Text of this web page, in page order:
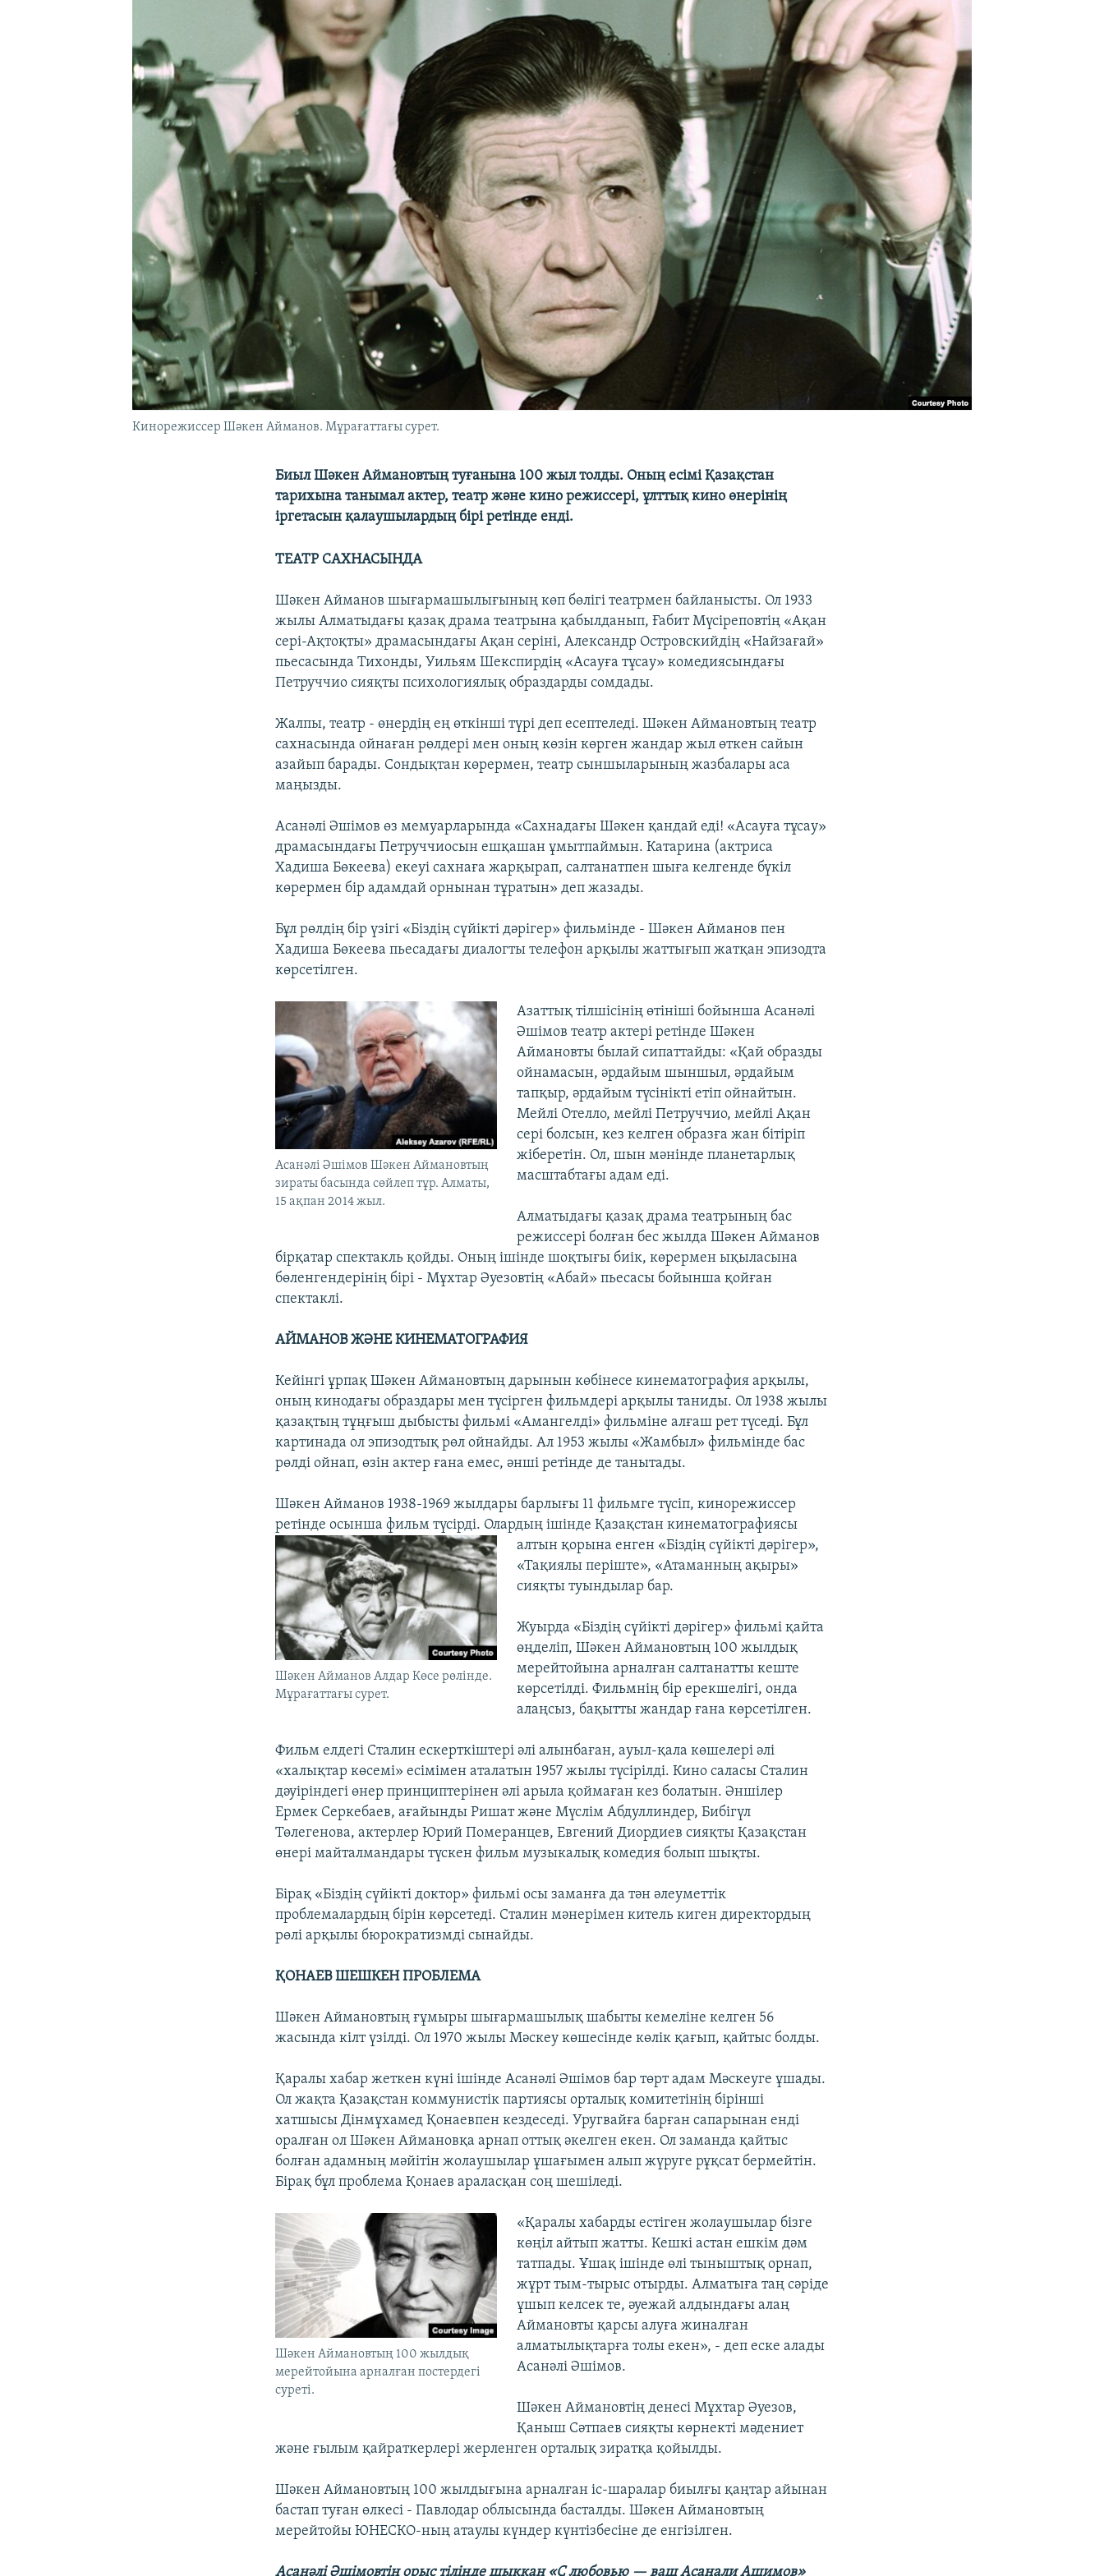
Кинорежиссер Шәкен Айманов. Мұрағаттағы сурет.
Биыл Шәкен Аймановтың туғанына 100 жыл толды. Оның есімі Қазақстан
тарихына танымал актер, театр және кино режиссері, ұлттық кино өнерінің
іргетасын қалаушылардың бірі ретінде енді.
ТЕАТР САХНАСЫНДА
Шәкен Айманов шығармашылығының көп бөлігі театрмен байланысты. Ол 1933
жылы Алматыдағы қазақ драма театрына қабылданып, Ғабит Мүсіреповтің «Ақан
сері-Ақтоқты» драмасындағы Ақан серіні, Александр Островскийдің «Найзағай»
пьесасында Тихонды, Уильям Шекспирдің «Асауға тұсау» комедиясындағы
Петруччио сияқты психологиялық образдарды сомдады.
Жалпы, театр - өнердің ең өткінші түрі деп есептеледі. Шәкен Аймановтың театр
сахнасында ойнаған рөлдері мен оның көзін көрген жандар жыл өткен сайын
азайып барады. Сондықтан көрермен, театр сыншыларының жазбалары аса
маңызды.
Асанәлі Әшімов өз мемуарларында «Сахнадағы Шәкен қандай еді! «Асауға тұсау»
драмасындағы Петруччиосын ешқашан ұмытпаймын. Катарина (актриса
Хадиша Бөкеева) екеуі сахнаға жарқырап, салтанатпен шыға келгенде бүкіл
көрермен бір адамдай орнынан тұратын» деп жазады.
Бұл рөлдің бір үзігі «Біздің сүйікті дәрігер» фильмінде - Шәкен Айманов пен
Хадиша Бөкеева пьесадағы диалогты телефон арқылы жаттығып жатқан эпизодта
көрсетілген.
Асанәлі Әшімов Шәкен Аймановтың
зираты басында сөйлеп тұр. Алматы,
15 ақпан 2014 жыл.
Азаттық тілшісінің өтініші бойынша Асанәлі
Әшімов театр актері ретінде Шәкен
Аймановты былай сипаттайды: «Қай образды
ойнамасын, әрдайым шыншыл, әрдайым
тапқыр, әрдайым түсінікті етіп ойнайтын.
Мейлі Отелло, мейлі Петруччио, мейлі Ақан
сері болсын, кез келген образға жан бітіріп
жіберетін. Ол, шын мәнінде планетарлық
масштабтағы адам еді.
Алматыдағы қазақ драма театрының бас
режиссері болған бес жылда Шәкен Айманов
бірқатар спектакль қойды. Оның ішінде шоқтығы биік, көрермен ықыласына
бөленгендерінің бірі - Мұхтар Әуезовтің «Абай» пьесасы бойынша қойған
спектаклі.
АЙМАНОВ ЖӘНЕ КИНЕМАТОГРАФИЯ
Кейінгі ұрпақ Шәкен Аймановтың дарынын көбінесе кинематография арқылы,
оның кинодағы образдары мен түсірген фильмдері арқылы таниды. Ол 1938 жылы
қазақтың тұңғыш дыбысты фильмі «Амангелді» фильміне алғаш рет түседі. Бұл
картинада ол эпизодтық рөл ойнайды. Ал 1953 жылы «Жамбыл» фильмінде бас
рөлді ойнап, өзін актер ғана емес, әнші ретінде де танытады.
Шәкен Айманов 1938-1969 жылдары барлығы 11 фильмге түсіп, кинорежиссер
ретінде осынша фильм түсірді. Олардың ішінде Қазақстан кинематографиясы
алтын
Шәкен Айманов Алдар Көсе рөлінде.
Мұрағаттағы сурет.
қорына енген «Біздің сүйікті дәрігер»,
«Тақиялы періште», «Атаманның ақыры»
сияқты туындылар бар.
Жуырда «Біздің сүйікті дәрігер» фильмі қайта
өңделіп, Шәкен Аймановтың 100 жылдық
мерейтойына арналған салтанатты кеште
көрсетілді. Фильмнің бір ерекшелігі, онда
алаңсыз, бақытты жандар ғана көрсетілген.
Фильм елдегі Сталин ескерткіштері әлі алынбаған, ауыл-қала көшелері әлі
«халықтар көсемі» есімімен аталатын 1957 жылы түсірілді. Кино саласы Сталин
дәуіріндегі өнер принциптерінен әлі арыла қоймаған кез болатын. Әншілер
Ермек Серкебаев, ағайынды Ришат және Мүслім Абдуллиндер, Бибігүл
Төлегенова, актерлер Юрий Померанцев, Евгений Диордиев сияқты Қазақстан
өнері майталмандары түскен фильм музыкалық комедия болып шықты.
Бірақ «Біздің сүйікті доктор» фильмі осы заманға да тән әлеуметтік
проблемалардың бірін көрсетеді. Сталин мәнерімен китель киген директордың
рөлі арқылы бюрократизмді сынайды.
ҚОНАЕВ ШЕШКЕН ПРОБЛЕМА
Шәкен Аймановтың ғұмыры шығармашылық шабыты кемеліне келген 56
жасында кілт үзілді. Ол 1970 жылы Мәскеу көшесінде көлік қағып, қайтыс болды.
Қаралы хабар жеткен күні ішінде Асанәлі Әшімов бар төрт адам Мәскеуге ұшады.
Ол жақта Қазақстан коммунистік партиясы орталық комитетінің бірінші
хатшысы Дінмұхамед Қонаевпен кездеседі. Уругвайға барған сапарынан енді
оралған ол Шәкен Аймановқа арнап оттық әкелген екен. Ол заманда қайтыс
болған адамның мәйітін жолаушылар ұшағымен алып жүруге рұқсат бермейтін.
Бірақ бұл проблема Қонаев араласқан соң шешіледі.
Шәкен Аймановтың 100 жылдық
мерейтойына арналған постердегі
суреті.
«Қаралы хабарды естіген жолаушылар бізге
көңіл айтып жатты. Кешкі астан ешкім дәм
татпады. Ұшақ ішінде өлі тыныштық орнап,
жұрт тым-тырыс отырды. Алматыға таң сәріде
ұшып келсек те, әуежай алдындағы алаң
Аймановты қарсы алуға жиналған
алматылықтарға толы екен», - деп еске алады
Асанәлі Әшімов.
Шәкен Аймановтің денесі Мұхтар Әуезов,
Қаныш Сәтпаев сияқты көрнекті мәдениет
және ғылым қайраткерлері жерленген орталық зиратқа қойылды.
Шәкен Аймановтың 100 жылдығына арналған іс-шаралар биылғы қаңтар айынан
бастап туған өлкесі - Павлодар облысында басталды. Шәкен Аймановтың
мерейтойы ЮНЕСКО-ның атаулы күндер күнтізбесіне де енгізілген.
Асанәлі Әшімовтің орыс тілінде шыққан «С любовью — ваш Асанали Ашимов»